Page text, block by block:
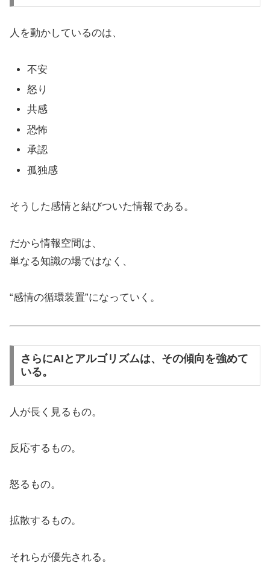
人を動かしているのは、
不安
怒り
共感
恐怖
承認
孤独感
そうした感情と結びついた情報である。
だから情報空間は、
単なる知識の場ではなく、
“感情の循環装置”になっていく。
さらにAIとアルゴリズムは、その傾向を強めて
いる。
人が長く見るもの。
反応するもの。
怒るもの。
拡散するもの。
それらが優先される。